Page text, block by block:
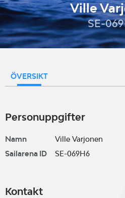
Ville
SE-
ÖVERSIKT
Personuppgifter
Namn
Ville Varjonen
Sailarena ID
SE-069H6
Kontakt